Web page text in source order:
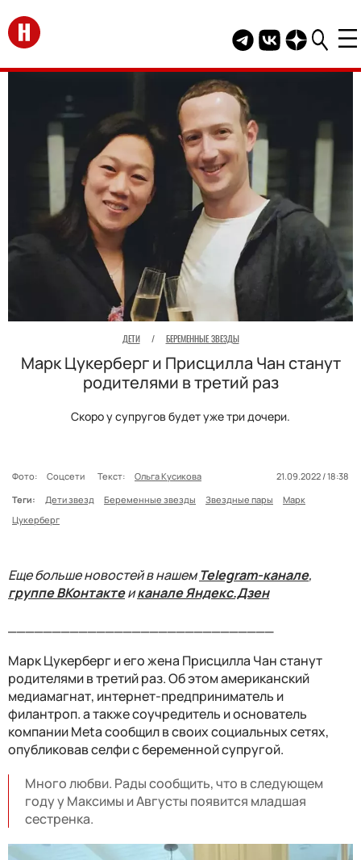
Перейти на главную
Telegram канал
Группа HELLO
Канал
ДЕТИ / БЕРЕМЕННЫЕ ЗВЕЗДЫ
Марк Цукерберг и Присцилла Чан станут
родителями в третий раз
Скоро у супругов будет уже три дочери.
Фото: Соцсети Текст: Ольга Кусикова
21.09.2022 / 18:38
Теги:
Дети звезд Беременные звезды Звездные пары
Марк
Цукерберг
Еще больше новостей в нашемTelegram-канале,
группе ВКонтактеиканале Яндекс.Дзен
Марк Цукерберг и его жена Присцилла Чан станут
родителями в третий раз. Об этом американский
медиамагнат, интернет-предприниматель и
филантроп. а также соучредитель и основатель
компании Meta сообщил в своих социальных сетях,
опубликовав селфи с беременной супругой.
Много любви. Рады сообщить, что в следующем
году у Максимы и Августы появится младшая
сестренка.